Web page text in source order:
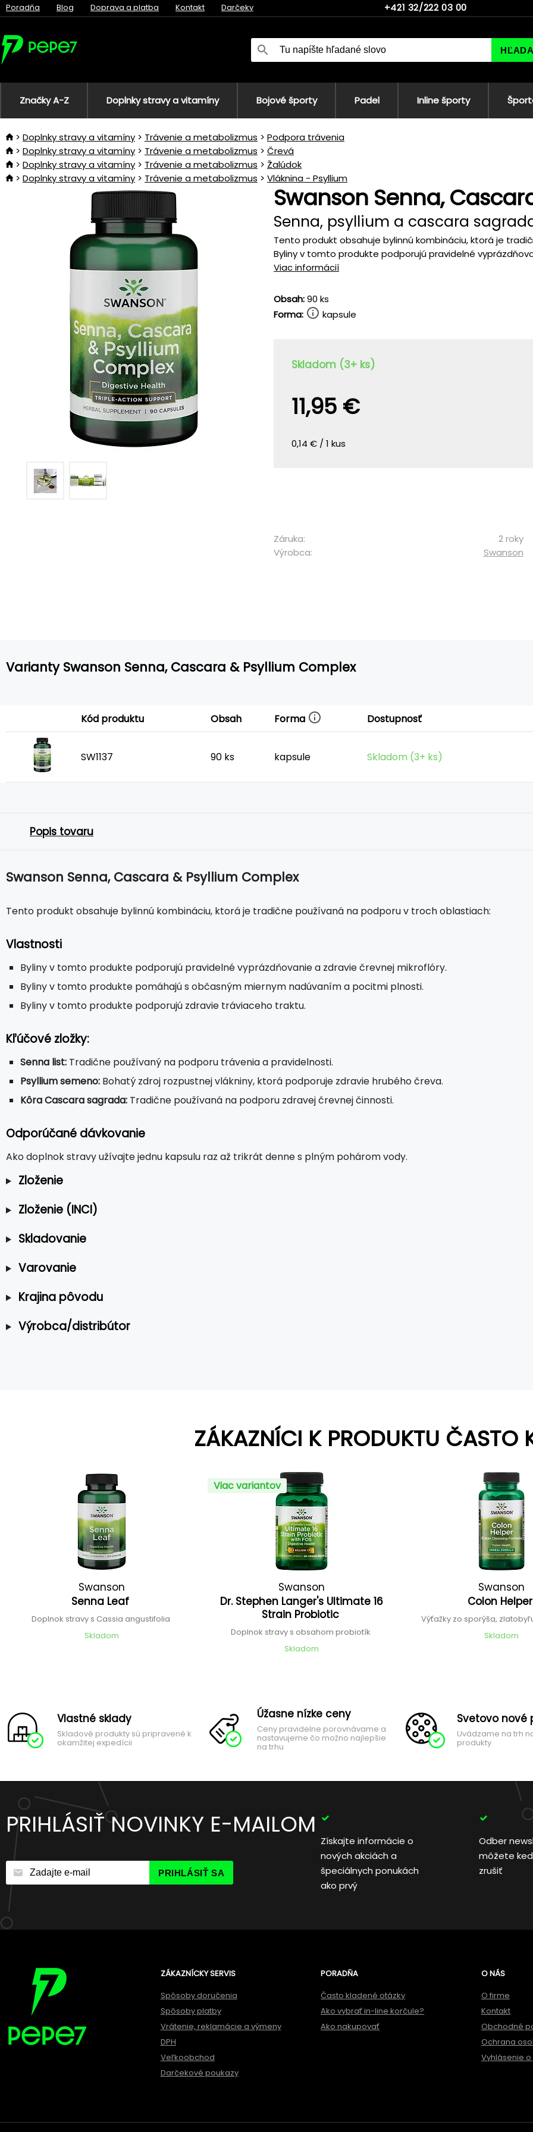
Poradňa Blog Doprava a platba Kontakt Darčeky +421 32/222 03 00
Značky A-Z Doplnky stravy a vitamíny Bojové športy Padel Inline športy
Doplnky stravy a vitamíny Trávenie a metabolizmus
Podpora trávenia
Doplnky stravy a vitamíny
Trávenie a metabolizmus
Črevá
Doplnky stravy a vitamíny
Trávenie a metabolizmus
Žalúdok
Doplnky stravy a vitamíny
Trávenie a metabolizmus Vláknina - Psyllium
Swanson Senna,
Senna, psyllium a cascara
Tento produkt obsahuje bylinnú kombináciu, ktorá je
Byliny v tomto produkte podporujú pravidelné
Viac informácií
Obsah:90 ks
Forma:
kapsule
Skladom (3+ ks)
11,95 €
0,14 € / 1 kus
Záruka:
2 roky
Výrobca:
Swanson
Varianty Swanson Senna, Cascara & Psyllium Complex
Kód produktu Obsah Forma Dostupnosť
SW1137 90 ks kapsule Skladom (3+ ks)
Popis tovaru
Swanson Senna, Cascara & Psyllium Complex
Tento produkt obsahuje bylinnú kombináciu, ktorá je tradične používaná na podporu v troch oblastiach:
Vlastnosti
Byliny v tomto produkte podporujú pravidelné vyprázdňovanie a zdravie črevnej mikroflóry.
Byliny v tomto produkte pomáhajú s občasným miernym nadúvaním a pocitmi plnosti.
Byliny v tomto produkte podporujú zdravie tráviaceho traktu.
Kľúčové zložky:
Senna list: Tradične používaný na podporu trávenia a pravidelnosti.
Psyllium semeno: Bohatý zdroj rozpustnej vlákniny, ktorá podporuje zdravie hrubého čreva.
Kôra Cascara sagrada: Tradične používaná na podporu zdravej črevnej činnosti.
Odporúčané dávkovanie
Ako doplnok stravy užívajte jednu kapsulu raz až trikrát denne s plným pohárom vody.
Zloženie
Zloženie (INCI)
Skladovanie
Varovanie
Krajina pôvodu
Výrobca/distribútor
ZÁKAZNÍCI K PRODUKTU ČASTO
Swanson
Senna Leaf
Doplnok stravy s Cassia angustifolia
Skladom
Viac variantov
Swanson
Dr. Stephen Langer's Ultimate 16
Strain Probiotic
Doplnok stravy s obsahom probiotík
Skladom
Swanson
Colon Helper
Výťažky zo sporýša,
Skladom
Vlastné sklady
Skladové produkty sú pripravené k
okamžitej expedícii
Úžasne nízke ceny
Ceny pravidelne porovnávame a
nastavujeme čo možno najlepšie
na trhu
Svetovo nové
Uvádzame na trh
produkty
PRIHLÁSIŤ NOVINKY E-MAILOM
PRIHLÁSIŤ SA
Získajte informácie o
nových akciách a
špeciálnych ponukách
ako prvý
Odber
môžete
zrušiť
ZÁKAZNÍCKY SERVIS
Spôsoby doručenia
Spôsoby platby
Vrátenie, reklamácie a výmeny
DPH
Veľkoobchod
Darčekové poukazy
PORADŇA
Často kladené otázky
Ako vybrať in-line korčule?
Ako nakupovať
O NÁS
O firme
Kontakt
Obchodné
Ochrana
Vyhlásenie